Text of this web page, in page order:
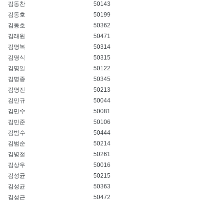
김동찬
50143
김동호
50199
김동호
50362
김래원
50471
김명복
50314
김명식
50315
김명일
50122
김명종
50345
김명진
50213
김민규
50044
김민수
50081
김민준
50106
김범수
50444
김범순
50214
김병철
50261
김상우
50016
김성균
50215
김성균
50363
김성근
50472